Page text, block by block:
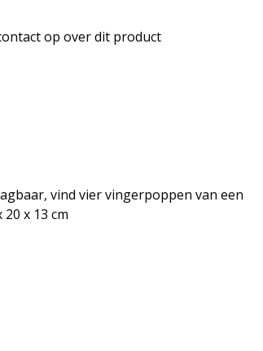
op over dit product
vind vier vingerpoppen van een
x 13 cm